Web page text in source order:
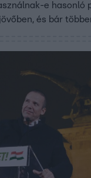
e hasonló
és bár
szerint az új
vetett